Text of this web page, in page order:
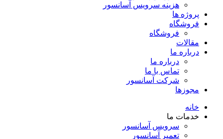
هزینه سرویس آسانسور
پروژه ها
فروشگاه
فروشگاه
مقالات
درباره ما
درباره ما
تماس با ما
شرکت آسانسور
مجوزها
خانه
خدمات ما
سرویس آسانسور
تعمیر آسانسور